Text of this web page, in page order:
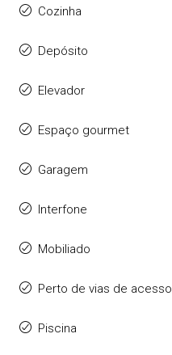
Cozinha
Depósito
Elevador
Espaço gourmet
Garagem
Interfone
Mobiliado
Perto de vias de acesso
Piscina